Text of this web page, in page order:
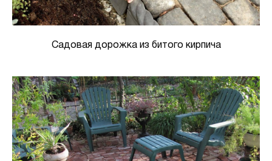
Садовая дорожка из битого кирпича